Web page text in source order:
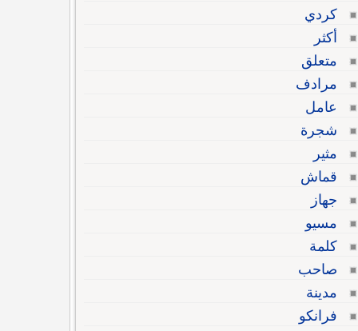
كردي
أكثر
متعلق
مرادف
عامل
شجرة
مثير
قماش
جهاز
مسيو
كلمة
صاحب
مدينة
فرانكو